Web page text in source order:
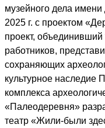
музейного дела
2025 г. с проектом
проект,
работников,
сохраняющих
культурное наследие
комплекса
«Палеодеревня»
театр «Жили-были